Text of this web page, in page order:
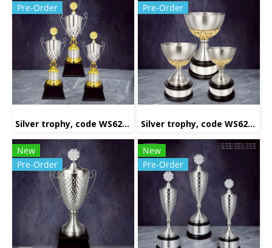
Pre-Order
Silver trophy, code WS6231
Pre-Order
Silver trophy, code WS6223
New
Pre-Order
New
Pre-Order